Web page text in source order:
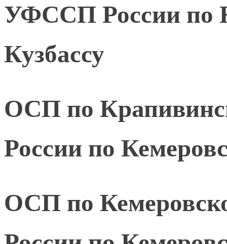
УФССП России по
Кузбассу
ОСП по
России по
ОСП по